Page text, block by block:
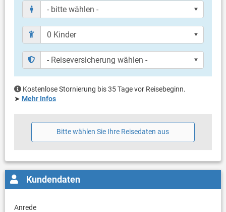
Kostenlose Stornierung bis 35 Tage vor Reisebeginn.
➤ Mehr Infos
Bitte wählen Sie Ihre Reisedaten aus
Kundendaten
Anrede